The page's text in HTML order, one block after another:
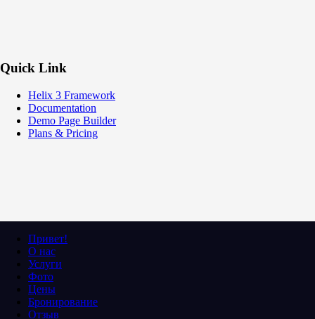
Quick Link
Helix 3 Framework
Documentation
Demo Page Builder
Plans & Pricing
Привет!
О нас
Услуги
Фото
Цены
Бронирование
Отзыв